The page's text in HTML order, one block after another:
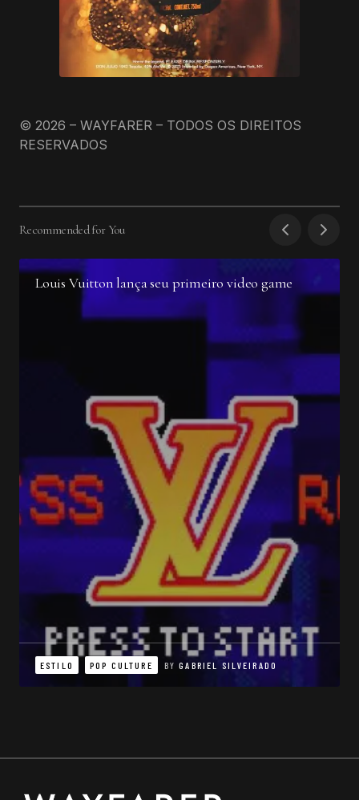
© 2026 – WAYFARER – TODOS OS DIREITOS
RESERVADOS
Recommended for You
Louis Vuitton lança seu primeiro video game
ESTILO POP CULTURE BY GABRIEL SILVEIRADO